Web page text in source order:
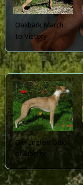
Oakbark March
to Victory
Old English Gold
of Liberty